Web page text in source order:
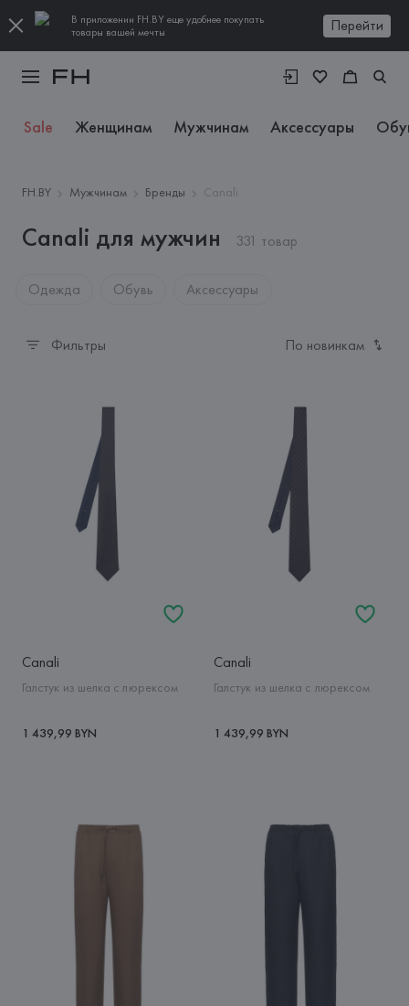
В приложении FH.BY еще удобнее покупать
товары вашей мечты
Перейти
Sale Женщинам Мужчинам Аксессуары
FH.BY Мужчинам Бренды Canali
Canali для мужчин 331 товар
Одежда Обувь Аксессуары
Фильтры По новинкам
Canali
Галстук из шелка с люрексом
1 439,99 BYN
Canali
Галстук из шелка с люрексом
1 439,99 BYN